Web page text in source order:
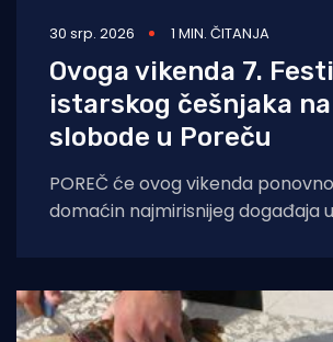
30 srp. 2026 1 MIN. ČITANJA
Ovoga vikenda 7.
istarskog češnjaka
slobode u Poreču
POREČ će ovog vikenda
domaćin najmirisnijeg događaja